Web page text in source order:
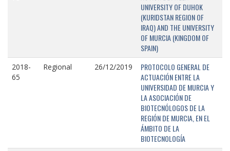
UNIVERSITY OF DUHOK
(KURIDSTAN REGION OF
IRAQ) AND THE UNIVERSITY
OF MURCIA (KINGDOM OF
SPAIN)
2018-
65
Regional 26/12/2019
PROTOCOLO GENERAL DE
ACTUACIÓN ENTRE LA
UNIVERSIDAD DE MURCIA Y
LA ASOCIACIÓN DE
BIOTECNÓLOGOS DE LA
REGIÓN DE MURCIA, EN EL
ÁMBITO DE LA
BIOTECNOLOGÍA